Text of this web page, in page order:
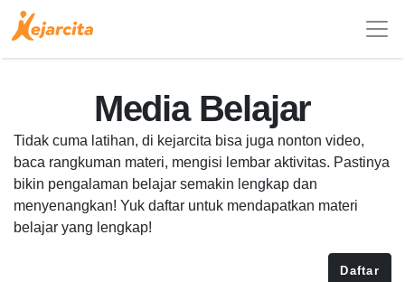
Media Belajar
Tidak cuma latihan, di kejarcita bisa juga nonton video,
baca rangkuman materi, mengisi lembar aktivitas. Pastinya
bikin pengalaman belajar semakin lengkap dan
menyenangkan! Yuk daftar untuk mendapatkan materi
belajar yang lengkap!
Daftar